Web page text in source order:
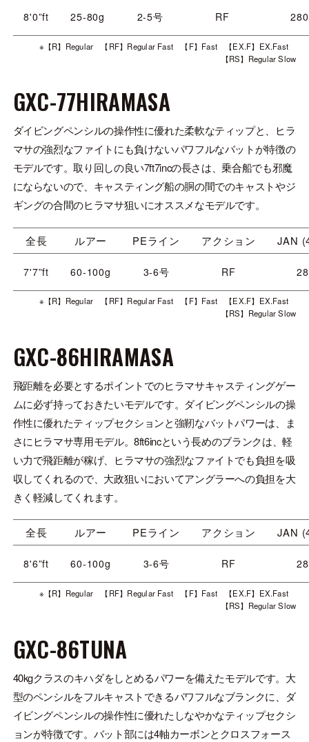
8'0”ft 25-80g 2-5号 RF
※【R】Regular 【RF】Regular Fast 【F】Fast 【EX.F】EX.Fast
【RS】Regular Slow
GXC-77HIRAMASA
ダイビングペンシルの操作性に優れた柔軟なティップと、ヒラ
マサの強烈なファイトにも負けないパワフルなバットが特徴の
モデルです。取り回しの良い7ft7incの長さは、乗合船でも邪魔
にならないので、キャスティング船の胴の間でのキャストやジ
ギングの合間のヒラマサ狙いにオススメなモデルです。
全長 ルアー PEライン アクション JAN
7'7”ft 60-100g 3-6号 RF
※【R】Regular 【RF】Regular Fast 【F】Fast 【EX.F】EX.Fast
【RS】Regular Slow
GXC-86HIRAMASA
飛距離を必要とするポイントでのヒラマサキャスティングゲー
ムに必ず持っておきたいモデルです。ダイビングペンシルの操
作性に優れたティップセクションと強靭なバットパワーは、ま
さにヒラマサ専用モデル。8ft6incという長めのブランクは、軽
い力で飛距離が稼げ、ヒラマサの強烈なファイトでも負担を吸
収してくれるので、大政狙いにおいてアングラーへの負担を大
きく軽減してくれます。
全長 ルアー PEライン アクション JAN
8'6”ft 60-100g 3-6号 RF
※【R】Regular 【RF】Regular Fast 【F】Fast 【EX.F】EX.Fast
【RS】Regular Slow
GXC-86TUNA
40kgクラスのキハダをしとめるパワーを備えたモデルです。大
型のペンシルをフルキャストできるパワフルなブランクに、ダ
イビングペンシルの操作性に優れたしなやかなティップセクシ
ョンが特徴です。バット部には4軸カーボンとクロスフォース